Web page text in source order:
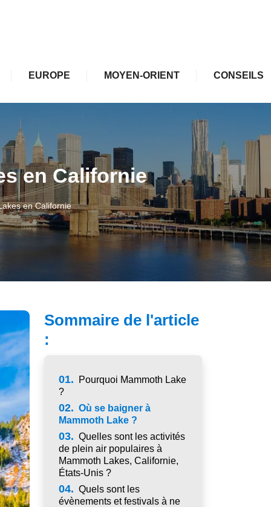
EUROPE MOYEN-ORIENT CONSEILS
en Californie
en Californie
Sommaire de l'article
:
01.
Pourquoi Mammoth Lake
?
02. Où se baigner à
Mammoth Lake ?
03. Quelles sont les activités
de plein air populaires à
Mammoth Lakes, Californie,
États-Unis ?
04. Quels sont les
évènements et festivals à ne